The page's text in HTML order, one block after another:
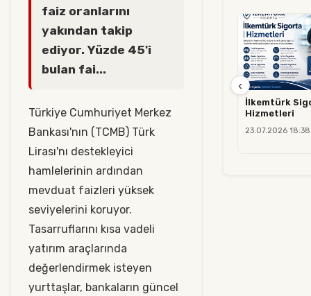
faiz oranlarını
yakından takip
ediyor. Yüzde 45'i
bulan fai...
Türkiye Cumhuriyet Merkez
Bankası'nın (TCMB) Türk
Lirası'nı destekleyici
hamlelerinin ardından
mevduat faizleri yüksek
seviyelerini koruyor.
Tasarruflarını kısa vadeli
yatırım araçlarında
değerlendirmek isteyen
yurttaşlar, bankaların güncel
İlkemtürk
Hizmetleri
23.07.2026 18:38
‹